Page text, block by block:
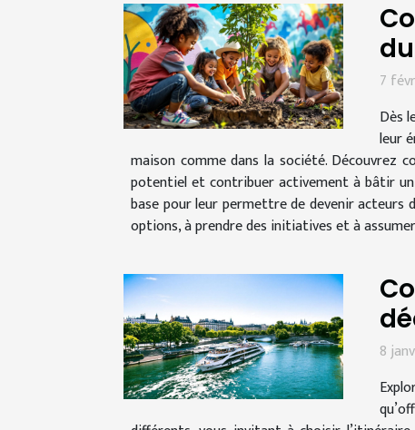
7
Dès
leur
maison comme dans la société. Découvrez
potentiel et contribuer activement à bâtir un
base pour leur permettre de devenir acteurs
options, à prendre des initiatives et à
8